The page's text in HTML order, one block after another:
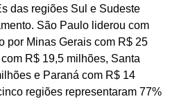
das regiões Sul e Sudeste
São Paulo liderou com
por Minas Gerais com R$ 25
R$ 19,5 milhões, Santa
e Paraná com R$ 14
regiões representaram 77%